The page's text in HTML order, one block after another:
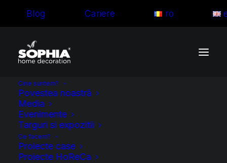
Blog Cariere ro
Cine suntem?
Povestea noastră
Media
Evenimente
Targuri si expozitii
Ce facem?
Proiecte case
Proiecte HoReCa